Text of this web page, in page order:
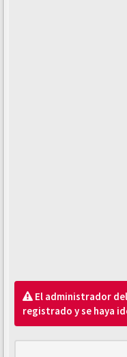
El administrador
registrado y se haya